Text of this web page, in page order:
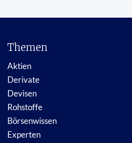
Themen
Aktien
Derivate
Devisen
Rohstoffe
Börsenwissen
Experten